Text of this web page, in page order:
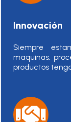
Innovación
Siempre
maquinas,
productos